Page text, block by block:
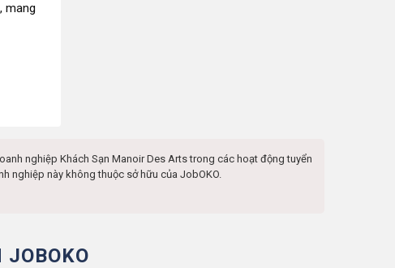
mang
nghiệp Khách Sạn Manoir Des Artstrong các hoạt động tuyển
nghiệp này không thuộc sở hữu của JobOKO.